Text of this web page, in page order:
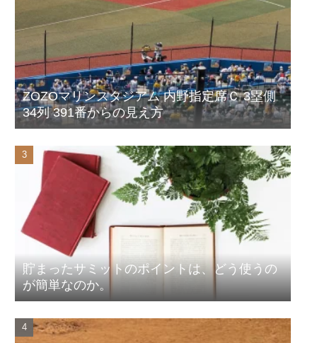
ZOZOマリンスタジアム 内野指定席Ｃ 3塁側
34列 391番からの見え方
貯まったサミットのポイントは、どう使うの
が簡単なのか。